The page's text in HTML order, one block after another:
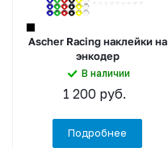
Ascher Racing наклейки на
энкодер
В наличии
1 200 руб.
Подробнее